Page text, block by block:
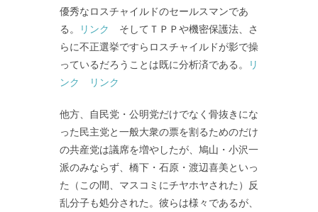
優秀なロスチャイルドのセールスマンであ
る。
リンク
そしてＴＰＰや機密保護法、さ
らに不正選挙ですらロスチャイルドが影で操
っているだろうことは既に分析済である。
リ
ンク
リンク
他方、自民党・公明党だけでなく骨抜きにな
った民主党と一般大衆の票を割るためのだけ
の共産党は議席を増やしたが、鳩山・小沢一
派のみならず、橋下・石原・渡辺喜美といっ
た（この間、マスコミにチヤホヤされた）反
乱分子も処分された。彼らは様々であるが、